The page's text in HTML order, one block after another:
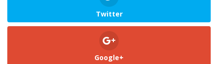
Twitter
Google+